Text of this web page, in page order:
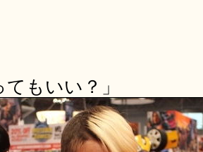
てもいい？」